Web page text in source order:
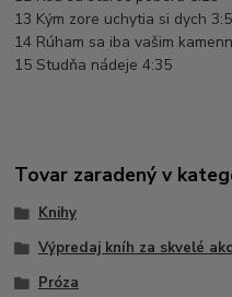
13 Kým zore uchytia si dych
14 Rúham sa iba vašim
15 Studňa nádeje 4:35
Tovar zaradený v
Knihy
Výpredaj kníh za skvelé
Próza